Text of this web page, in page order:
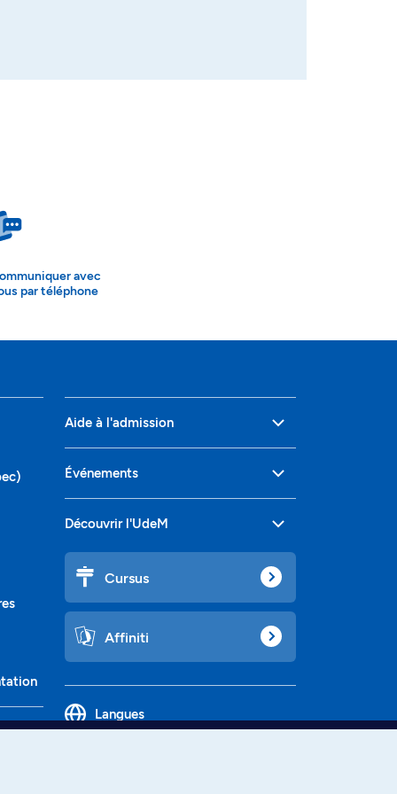
avec
par téléphone
Aide à l'admission
Événements
Découvrir l'UdeM
Cursus
Affiniti
Langues